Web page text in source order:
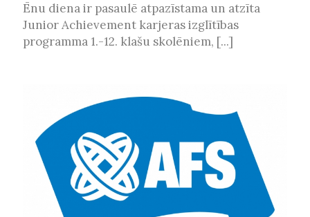
Ēnu diena ir pasaulē atpazīstama un atzīta
Junior Achievement karjeras izglītības
programma 1.-12. klašu skolēniem, [...]